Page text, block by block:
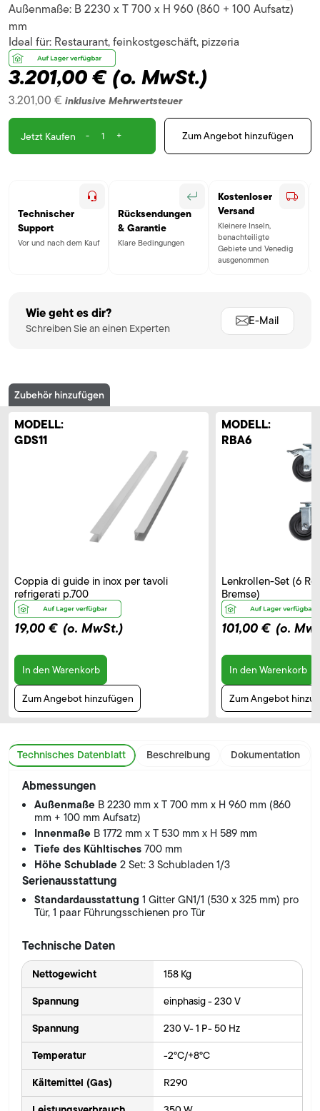
Außenmaße: B 2230 x T 700 x H 960 (860 + 100 Aufsatz)
mm
3.201,00 €(o. MwSt.)
3.201,00 € inklusive Mehrwertsteuer
Ideal für: Restaurant, feinkostgeschäft, pizzeria
Jetzt Kaufen - + Zum Angebot hinzufügen
Technischer
Support
Vor und nach dem Kauf
Rücksendungen
& Garantie
Klare Bedingungen
Kostenloser
Versand
Kleinere Inseln,
benachteiligte
Gebiete und Venedig
ausgenommen
Wie geht es dir?
Schreiben Sie an einen Experten
E-Mail
Zubehör hinzufügen
MODELL:
GDS11
Coppia di guide in inox per tavoli
refrigerati p.700
19,00 € (o. MwSt.)
In den Warenkorb
Zum Angebot hinzufügen
MODELL:
RBA6
Lenkrollen-Set (6
Bremse)
101,00 € (o.
In den Warenkorb
Zum Angebot
Technisches Datenblatt Beschreibung Dokumentation
Abmessungen
Außenmaße B 2230 mm x T 700 mm x H 960 mm (860
mm + 100 mm Aufsatz)
Innenmaße B 1772 mm x T 530 mm x H 589 mm
Tiefe des Kühltisches700 mm
Höhe Schublade2 Set: 3 Schubladen 1/3
Serienausstattung
Standardausstattung1 Gitter GN1/1 (530 x 325 mm) pro
Tür, 1 paar Führungsschienen pro Tür
Technische Daten
Nettogewicht 158 Kg
Spannung einphasig - 230 V
Spannung 230 V- 1 P- 50 Hz
Temperatur -2°C/+8°C
Kältemittel (Gas) R290